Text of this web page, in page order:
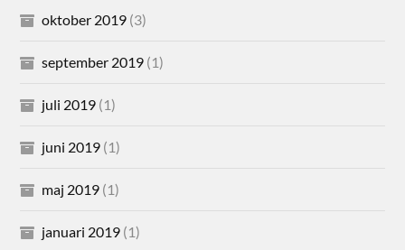
oktober 2019 (3)
september 2019 (1)
juli 2019 (1)
juni 2019 (1)
maj 2019 (1)
januari 2019 (1)